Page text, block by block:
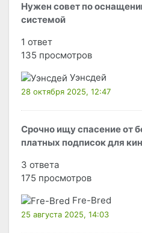
Нужен совет по
системой
1 ответ
135 просмотров
Уэнсдей
28 октября 2025, 12:47
Срочно ищу спасение от
платных подписок для
3 ответа
175 просмотров
Fre-Bred
25 августа 2025, 14:03